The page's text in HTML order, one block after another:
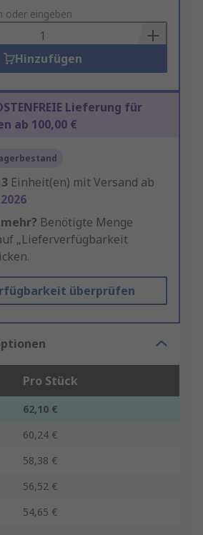
oder eingeben
Hinzufügen
Lieferung für
ab 100,00 €
3 Einheit(en) mit Versand ab
Benötigte Menge
„Lieferverfügbarkeit
überprüfen
Pro Stück
62,10 €
60,24 €
58,38 €
56,52 €
54,65 €